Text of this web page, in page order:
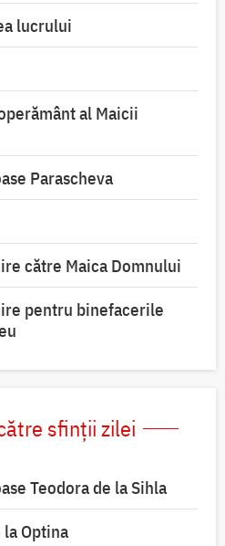
lucrului
al Maicii
Parascheva
către Maica Domnului
pentru binefacerile
sfinții zilei
Teodora de la Sihla
Optina